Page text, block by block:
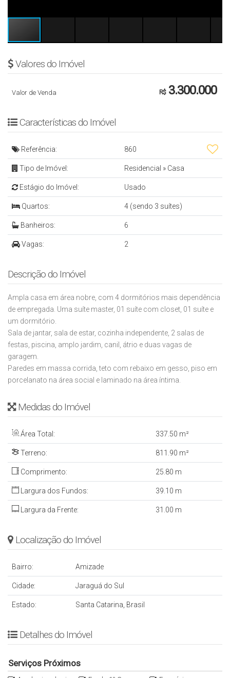
Valores do Imóvel
R$3.300.000
Valor de Venda
Características do Imóvel
Referência: 860
Tipo de Imóvel: Residencial » Casa
Estágio do Imóvel: Usado
Quartos: 4 (sendo 3 suítes)
Banheiros: 6
Vagas: 2
Descrição do Imóvel
Ampla casa em área nobre, com 4 dormitórios mais dependência
de empregada. Uma suíte master, 01 suíte com closet, 01 suíte e
um dormitório.
Sala de jantar, sala de estar, cozinha independente, 2 salas de
festas, piscina, amplo jardim, canil, átrio e duas vagas de
garagem.
Paredes em massa corrida, teto com rebaixo em gesso, piso em
porcelanato na área social e laminado na área íntima.
Medidas do Imóvel
Área Total: 337.50 m²
Terreno: 811 .90 m²
Comprimento: 25.80 m
Largura dos Fundos: 39.10 m
Largura da Frente: 31 .00 m
Localização do Imóvel
Bairro: Amizade
Cidade: Jaraguá do Sul
Estado: Santa Catarina, Brasil
Detalhes do Imóvel
Serviços Próximos